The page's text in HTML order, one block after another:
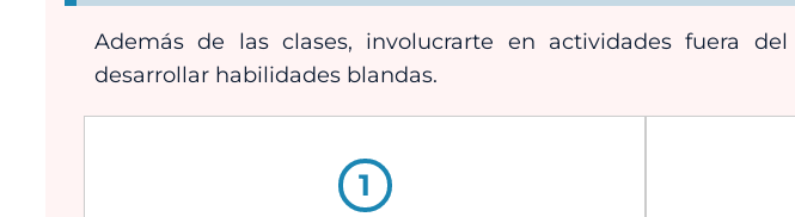
Además de las clases, involucrarte en actividades fuera
desarrollar habilidades blandas.
1